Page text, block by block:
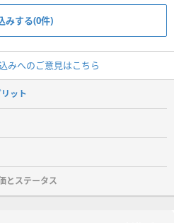
みする(0件)
みへのご意見はこちら
ット
とステータス